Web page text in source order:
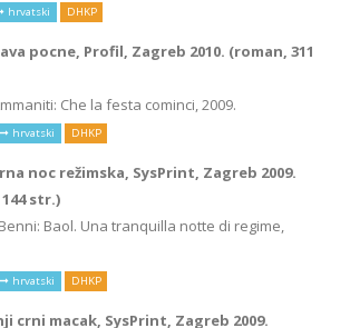
hrvatski DHKP
pocne, Profil, Zagreb 2010. (roman, 311
Che la festa cominci, 2009.
hrvatski DHKP
noc režimska, SysPrint, Zagreb 2009.
str.)
Baol. Una tranquilla notte di regime,
hrvatski DHKP
crni macak, SysPrint, Zagreb 2009.